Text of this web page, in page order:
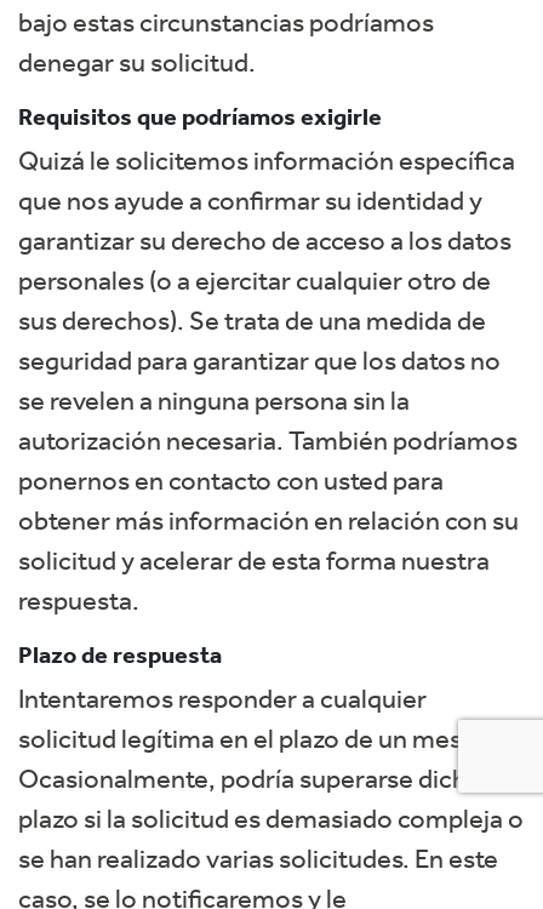
bajo estas circunstancias podríamos
denegar su solicitud.
Requisitos que podríamos exigirle
Quizá le solicitemos información específica
que nos ayude a confirmar su identidad y
garantizar su derecho de acceso a los datos
personales (o a ejercitar cualquier otro de
sus derechos). Se trata de una medida de
seguridad para garantizar que los datos no
se revelen a ninguna persona sin la
autorización necesaria. También podríamos
ponernos en contacto con usted para
obtener más información en relación con su
solicitud y acelerar de esta forma nuestra
respuesta.
Plazo de respuesta
Intentaremos responder a cualquier
solicitud legítima en el plazo de un mes.
Ocasionalmente, podría superarse dicho
plazo si la solicitud es demasiado compleja o
se han realizado varias solicitudes. En este
caso, se lo notificaremos y le